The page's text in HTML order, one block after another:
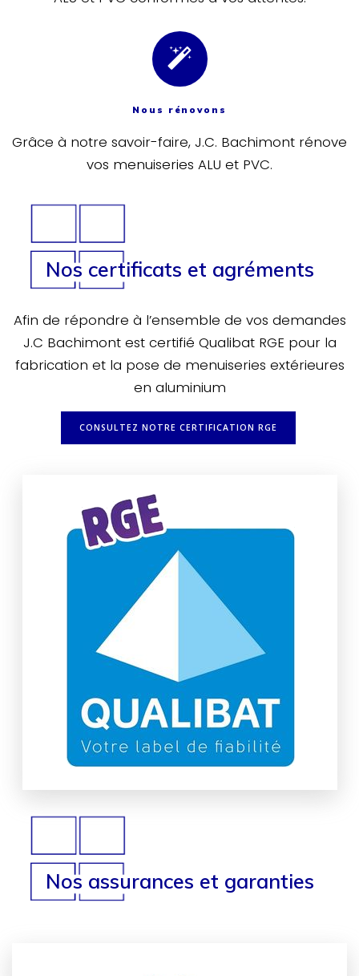
Nous rénovons
Grâce à notre savoir-faire, J.C. Bachimont rénove
vos menuiseries ALU et PVC.
Nos certificats et agréments
Afin de répondre à l’ensemble de vos demandes
J.C Bachimont est certifié Qualibat RGE pour la
fabrication et la pose de menuiseries extérieures
en aluminium
CONSULTEZ NOTRE CERTIFICATION RGE
Nos assurances et garanties